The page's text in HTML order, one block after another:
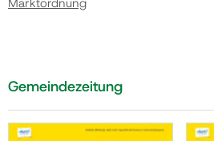
Marktordnung
Gemeindezeitung